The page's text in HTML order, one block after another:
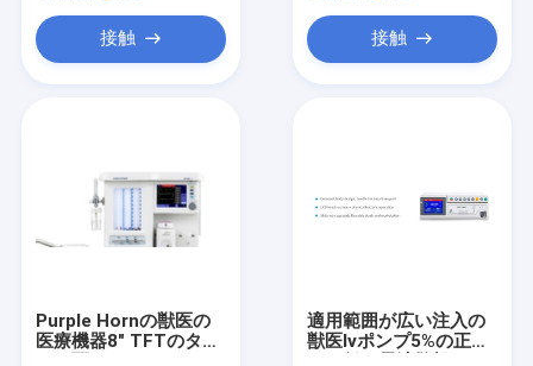
接触 接触
Purple Hornの獣医の
医療機器8" TFTのタッ
適用範囲が広い注入の
獣医Ivポンプ5%の正確